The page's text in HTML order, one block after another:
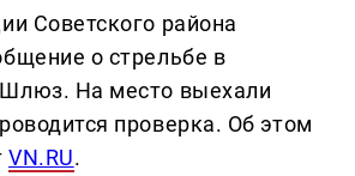
Советского района
о стрельбе в
На место выехали
проверка. Об этом
VN.RU.